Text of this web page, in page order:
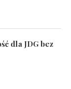
dla JDG bez